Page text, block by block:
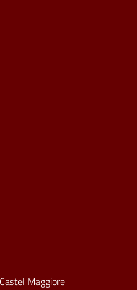
Maggiore